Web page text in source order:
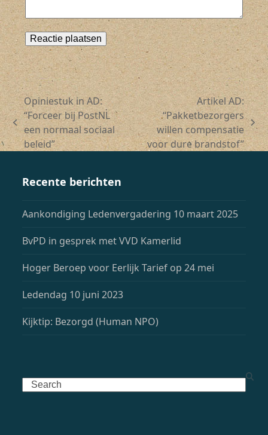
previous
post:
Opiniestuk in AD:
“Forceer bij PostNL
een normaal sociaal
beleid”
next
post:
Artikel AD:
“Pakketbezorgers
willen compensatie
voor dure brandstof”
Recente berichten
Aankondiging Ledenvergadering 10 maart 2025
BvPD in gesprek met VVD Kamerlid
Hoger Beroep voor Eerlijk Tarief op 24 mei
Ledendag 10 juni 2023
Kijktip: Bezorgd (Human NPO)
Search